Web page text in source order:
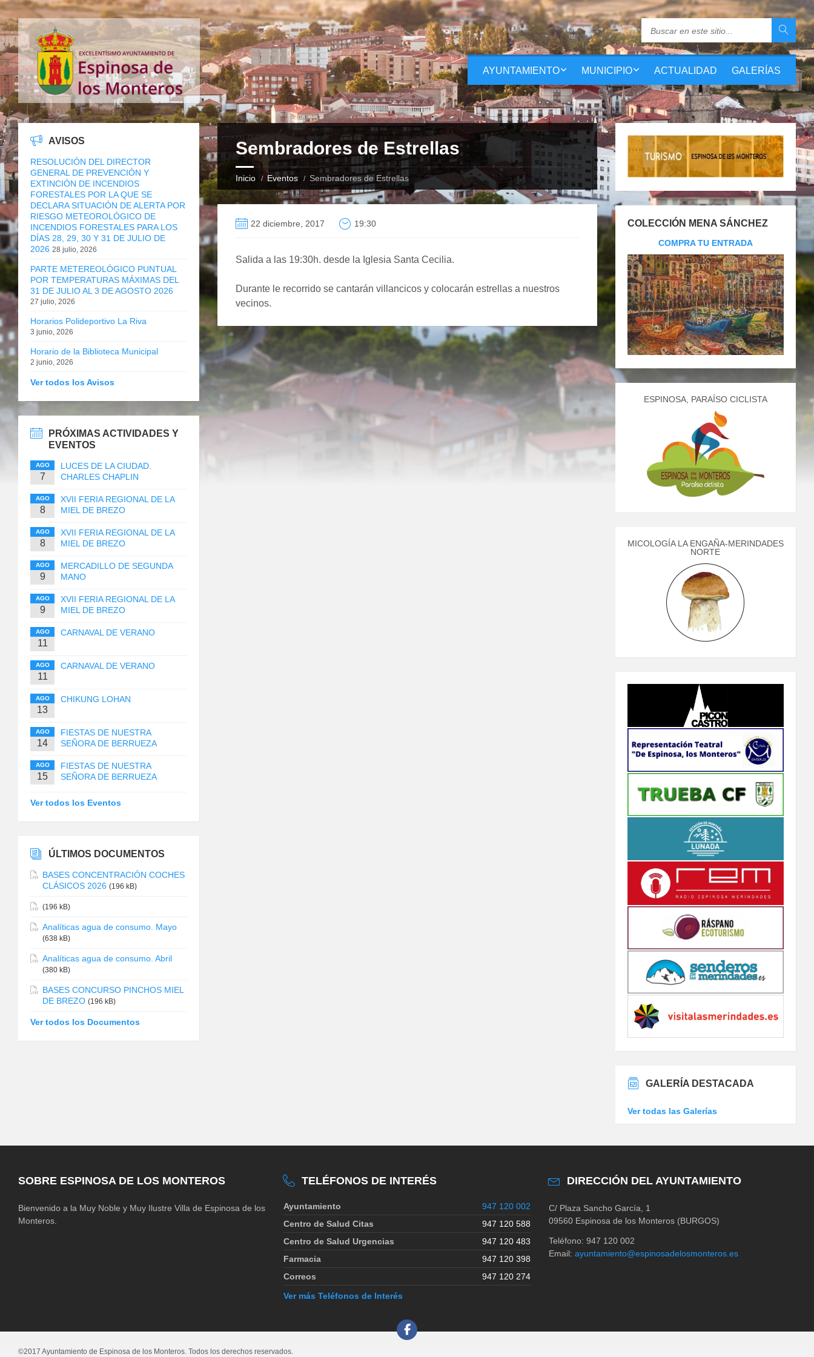
AYUNTAMIENTO MUNICIPIO ACTUALIDAD GALERÍAS
Sembradores de Estrellas
Inicio Eventos Sembradores de Estrellas
22 diciembre, 2017 19:30
Salida a las 19:30h. desde la Iglesia Santa Cecilia.
Durante le recorrido se cantarán villancicos y colocarán estrellas a nuestros
vecinos.
AVISOS
RESOLUCIÓN DEL DIRECTOR
GENERAL DE PREVENCIÓN Y
EXTINCIÓN DE INCENDIOS
FORESTALES POR LA QUE SE
DECLARA SITUACIÓN DE ALERTA POR
RIESGO METEOROLÓGICO DE
INCENDIOS FORESTALES PARA LOS
DÍAS 28, 29, 30 Y 31 DE JULIO DE
2026 28 julio, 2026
PARTE METEREOLÓGICO PUNTUAL
POR TEMPERATURAS MÁXIMAS DEL
31 DE JULIO AL 3 DE AGOSTO 2026
27 julio, 2026
Horarios Polideportivo La Riva
3 junio, 2026
Horario de la Biblioteca Municipal
2 junio, 2026
Ver todos los Avisos
PRÓXIMAS ACTIVIDADES Y
EVENTOS
AGO
7
LUCES DE LA CIUDAD.
CHARLES CHAPLIN
AGO
8
XVII FERIA REGIONAL DE LA
MIEL DE BREZO
AGO
8
XVII FERIA REGIONAL DE LA
MIEL DE BREZO
AGO
9
MERCADILLO DE SEGUNDA
MANO
AGO
9
XVII FERIA REGIONAL DE LA
MIEL DE BREZO
AGO
11
CARNAVAL DE VERANO
AGO
11
CARNAVAL DE VERANO
AGO
13
CHIKUNG LOHAN
AGO
14
FIESTAS DE NUESTRA
SEÑORA DE BERRUEZA
AGO
15
FIESTAS DE NUESTRA
SEÑORA DE BERRUEZA
Ver todos los Eventos
ÚLTIMOS DOCUMENTOS
BASES CONCENTRACIÓN COCHES
CLÁSICOS 2026 (196 kB)
(196 kB)
Analíticas agua de consumo. Mayo
(638 kB)
Analíticas agua de consumo. Abril
(380 kB)
BASES CONCURSO PINCHOS MIEL
DE BREZO (196 kB)
Ver todos los Documentos
COLECCIÓN MENA SÁNCHEZ
COMPRA TU ENTRADA
ESPINOSA, PARAÍSO CICLISTA
MICOLOGÍA LA ENGAÑA-MERINDADES
NORTE
GALERÍA DESTACADA
Ver todas las Galerías
SOBRE ESPINOSA DE LOS MONTEROS
Bienvenido a la Muy Noble y Muy Ilustre Villa de Espinosa de los
Monteros.
TELÉFONOS DE INTERÉS
Ayuntamiento
947 120 002
Centro de Salud Citas
947 120 588
Centro de Salud Urgencias
947 120 483
Farmacia
947 120 398
Correos
947 120 274
Ver más Teléfonos de Interés
DIRECCIÓN DEL AYUNTAMIENTO
C/ Plaza Sancho García, 1
09560 Espinosa de los Monteros (BURGOS)
Teléfono: 947 120 002
Email: ayuntamiento@espinosadelosmonteros.es
©2017 Ayuntamiento de Espinosa de los Monteros. Todos los derechos reservados.